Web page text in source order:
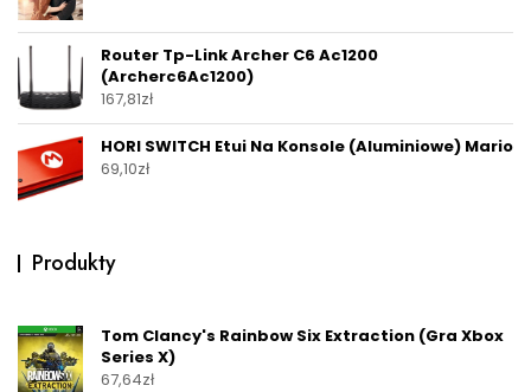
Router Tp-Link Archer C6 Ac1200
(Archerc6Ac1200)
167,81zł
HORI SWITCH Etui Na Konsole (Aluminiowe) Mario
69,10zł
Produkty
Tom Clancy's Rainbow Six Extraction (Gra Xbox
Series X)
67,64zł